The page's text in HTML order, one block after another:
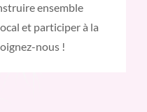
ensemble
et participer à la
nous !